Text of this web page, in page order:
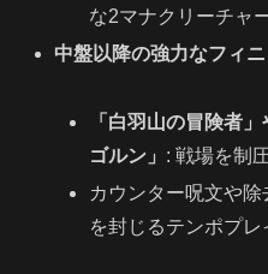
な2マナクリーチャー
中盤以降の強力なフィ
「白羽山の冒険者
ゴルン」 : 戦場を制
カウンター呪文や
を封じるテンポプレ